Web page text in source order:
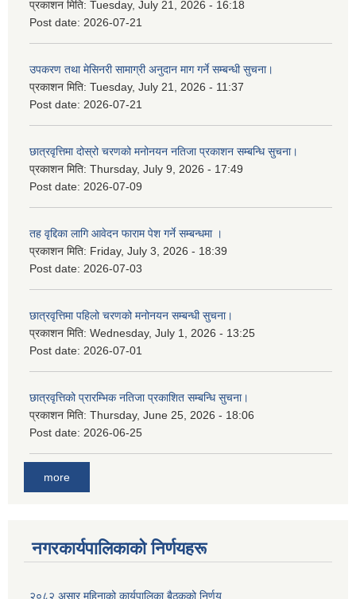
प्रकाशन मिति: Tuesday, July 21, 2026 - 16:18
Post date: 2026-07-21
उपकरण तथा मेसिनरी सामाग्री अनुदान माग गर्ने सम्बन्धी सुचना।
प्रकाशन मिति: Tuesday, July 21, 2026 - 11:37
Post date: 2026-07-21
छात्रवृत्तिमा दोस्रो चरणको मनोनयन नतिजा प्रकाशन सम्बन्धि सुचना।
प्रकाशन मिति: Thursday, July 9, 2026 - 17:49
Post date: 2026-07-09
तह वृद्दिका लागि आवेदन फाराम पेश गर्ने सम्बन्धमा ।
प्रकाशन मिति: Friday, July 3, 2026 - 18:39
Post date: 2026-07-03
छात्रवृत्तिमा पहिलो चरणको मनोनयन सम्बन्धी सुचना।
प्रकाशन मिति: Wednesday, July 1, 2026 - 13:25
Post date: 2026-07-01
छात्रवृत्तिको प्रारम्भिक नतिजा प्रकाशित सम्बन्धि सुचना।
प्रकाशन मिति: Thursday, June 25, 2026 - 18:06
Post date: 2026-06-25
more
नगरकार्यपालिकाकाे निर्णयहरू
२०८२ असार महिनाको कार्यपालिका बैठकको निर्णय